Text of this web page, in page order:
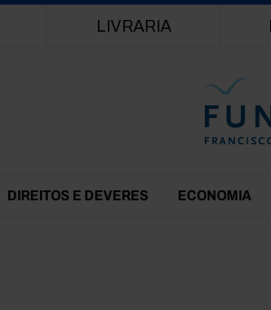
LIVRARIA
DIREITOS E DEVERES ECONOMIA